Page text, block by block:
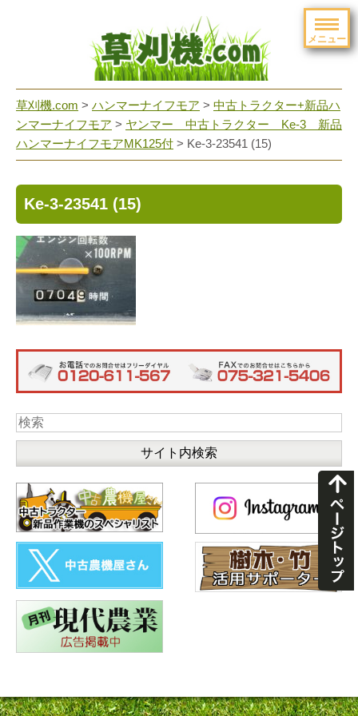
メニュー
草刈機.com > ハンマーナイフモア > 中古トラクター+新品ハ
ンマーナイフモア > ヤンマー 中古トラクター Ke-3 新品
ハンマーナイフモアMK125付 > Ke-3-23541 (15)
Ke-3-23541 (15)